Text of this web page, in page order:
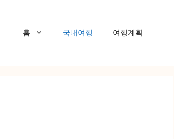
홈 국내여행 여행계획